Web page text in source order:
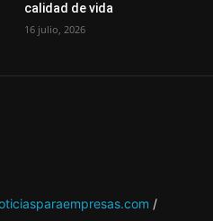
calidad de vida
16 julio, 2026
/